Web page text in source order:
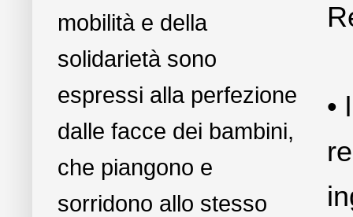
mobilità e della
solidarietà sono
espressi alla perfezione
dalle facce dei bambini,
che piangono e
sorridono allo stesso
•